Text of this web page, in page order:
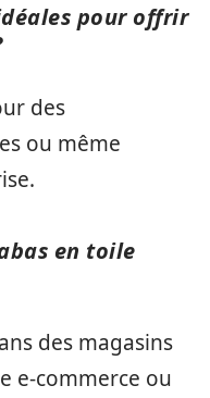
pour offrir
des
ou même
en toile
des magasins
e-commerce ou